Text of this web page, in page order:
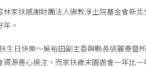
林家扶感謝財團法人佛教淨土院基金會新
年。
生日快樂～吳裕田副主委與縣長張麗善暨
資源善心挹注，而家扶歲末園遊會一年比